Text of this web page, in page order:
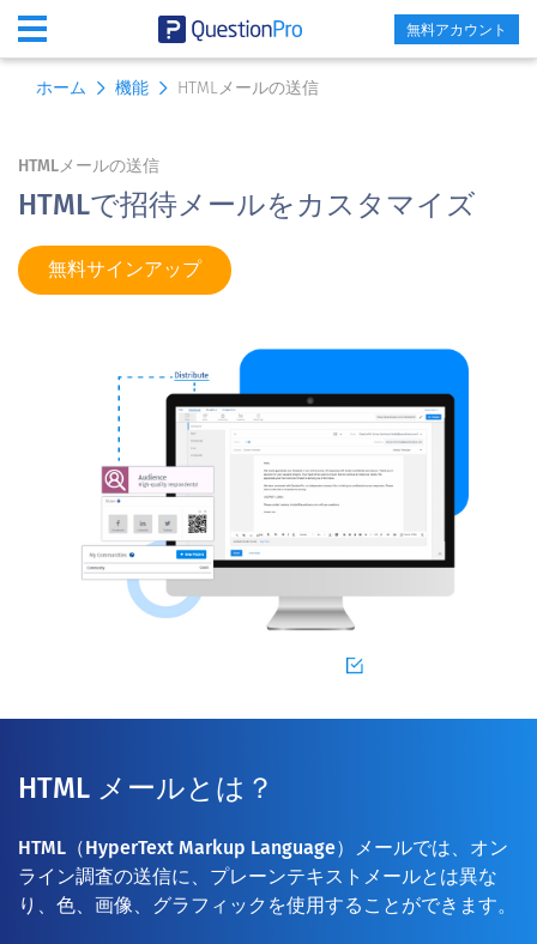
SIGN UP FREE
無料アカウント
ホーム 機能 HTMLメールの送信
HTMLメールの送信
HTMLで招待メールをカスタマイズ
無料サインアップ
HTML メールとは？
HTML（HyperText Markup Language）メールでは、オン
ライン調査の送信に、プレーンテキストメールとは異な
り、色、画像、グラフィックを使用することができます。